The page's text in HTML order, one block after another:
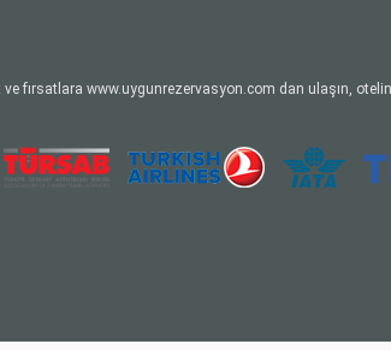
fırsatlara www.uygunrezervasyon.com dan ulaşın,